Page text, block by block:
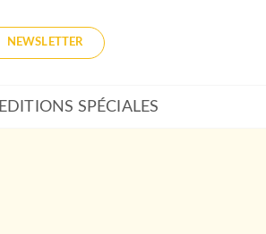
NEWSLETTER
EDITIONS SPÉCIALES